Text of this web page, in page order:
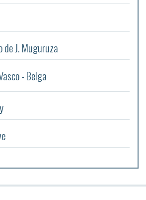
de J. Muguruza
- Belga